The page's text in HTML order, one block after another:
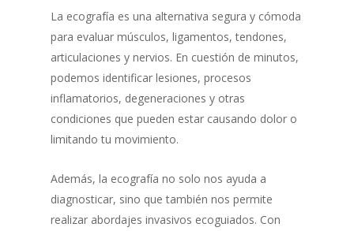
La ecografía es una alternativa segura y cómoda
para evaluar músculos, ligamentos, tendones,
articulaciones y nervios. En cuestión de minutos,
podemos identificar lesiones, procesos
inflamatorios, degeneraciones y otras
condiciones que pueden estar causando dolor o
limitando tu movimiento.
Además, la ecografía no solo nos ayuda a
diagnosticar, sino que también nos permite
realizar abordajes invasivos ecoguiados. Con